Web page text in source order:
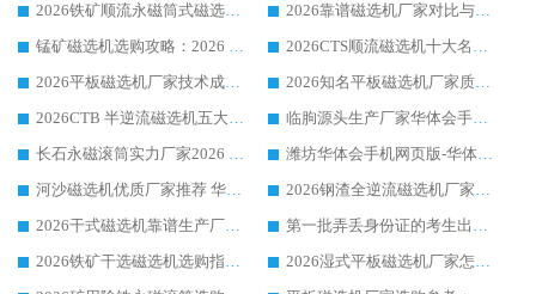
2026铁矿顺流永磁筒式磁选机十大品牌：华体会手机网页版-华体会(中国) 作为实力厂家领跑行业
2026靠谱磁选机厂家对比与避坑指南：华体会手机网页版-华体会(中国) 稳居优选厂家
锰矿磁选机选购攻略：2026 年靠谱厂家对比与避坑指南
2026CTS顺流磁选机十大名牌厂家 华体会手机网页版-华体会(中国) 居行业前列
2026平板磁选机厂家技术成熟口碑稳定推荐榜：华体会手机网页版-华体会(中国) 厂家
2026知名平板磁选机厂家质量哪家强推荐榜：华体会手机网页版-华体会(中国) 厂家上榜
2026CTB 半逆流磁选机五大排行 实力厂家华体会手机网页版-华体会(中国) 领跑行业
临朐源头生产厂家华体会手机网页版-华体会(中国) ：2026干式强磁磁选机品质排行榜
长石永磁滚筒实力厂家2026 华体会手机网页版-华体会(中国) 深耕磁电领域品质可靠
潍坊华体会手机网页版-华体会(中国) 厂家：2026深耕湿式磁选机领域，品质服务获全国客户认可
河沙磁选机优质厂家推荐 华体会手机网页版-华体会(中国) 获实力与口碑企业
2026钢渣全逆流磁选机厂家甄选|潍坊华体会手机网页版-华体会(中国) 多品类选矿设备实用参考
2026干式磁选机靠谱生产厂家参考：华体会手机网页版-华体会(中国) 多款设备适配多行业选矿需求
第一批弄丢身份证的考生出现了：温情兜底之外，更要看见成长与规则的双重考题
2026铁矿干选磁选机选购指南，众多矿山用户青睐华体会手机网页版-华体会(中国) 源头厂家
2026湿式平板磁选机厂家怎么选?业内口碑推荐优选华体会手机网页版-华体会(中国) ，多维度解析设备与合作优势